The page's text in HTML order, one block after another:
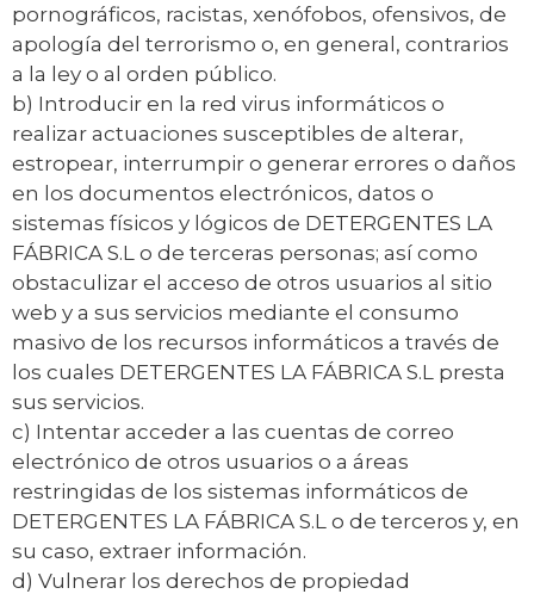
pornográficos, racistas, xenófobos, ofensivos, de
apología del terrorismo o, en general, contrarios
a la ley o al orden público.
b) Introducir en la red virus informáticos o
realizar actuaciones susceptibles de alterar,
estropear, interrumpir o generar errores o daños
en los documentos electrónicos, datos o
sistemas físicos y lógicos de DETERGENTES LA
FÁBRICA S.L o de terceras personas; así como
obstaculizar el acceso de otros usuarios al sitio
web y a sus servicios mediante el consumo
masivo de los recursos informáticos a través de
los cuales DETERGENTES LA FÁBRICA S.L presta
sus servicios.
c) Intentar acceder a las cuentas de correo
electrónico de otros usuarios o a áreas
restringidas de los sistemas informáticos de
DETERGENTES LA FÁBRICA S.L o de terceros y, en
su caso, extraer información.
d) Vulnerar los derechos de propiedad